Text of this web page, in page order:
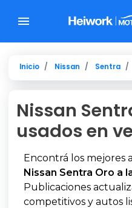
Inicio Nissan Sentra
Nissan
usados en
Encontrá los mejores
Nissan Sentra Oro a
Publicaciones
competitivos y autos